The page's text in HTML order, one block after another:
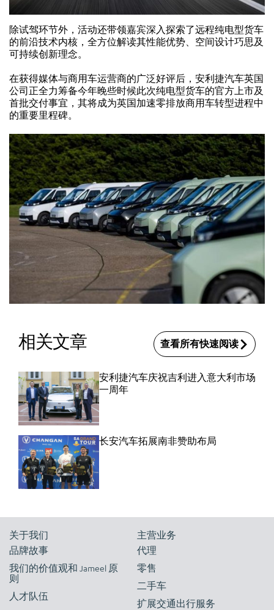
除试驾环节外，活动还带领嘉宾深入探索了远程纯电型货车
的前沿技术内核，全方位解读其性能优势、空间设计巧思及
可持续创新理念。
在获得媒体与商用车运营商的广泛好评后，安利捷汽车英国
公司正全力筹备今年晚些时候此次纯电型货车的官方上市及
首批交付事宜，其将成为英国加速零排放商用车转型进程中
的重要里程碑。
相关文章 查看所有快速阅读
安利捷汽车庆祝吉利进入意大利市场
一周年
长安汽车拓展南非赞助布局
关于我们
品牌故事
我们的价值观和 Jameel 原
则
人才队伍
主营业务
代理
零售
二手车
扩展交通出行服务